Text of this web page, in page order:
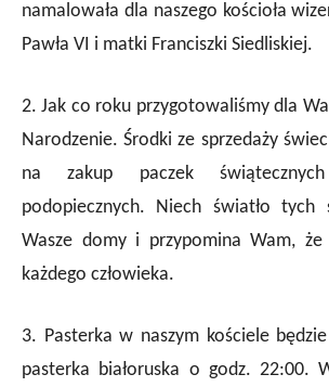
namalowała dla naszego kościoła
Pawła VI i matki Franciszki Siedliskiej.
2. Jak co roku przygotowaliśmy dla
Narodzenie. Środki ze sprzedaży
na zakup paczek
podopiecznych. Niech światło tych
Wasze domy i przypomina Wam, że
każdego człowieka.
3. Pasterka w naszym kościele
pasterka białoruska o godz. 22:00.